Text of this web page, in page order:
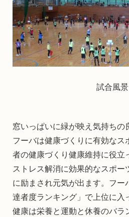
試合風景
窓いっぱいに緑が映え気持ちの
フーバは健康づくりに有効なス
者の健康づくり健康維持に役立
ストレス解消に効果的なスポ
に励まされ元気が出ます。フー
達者度ランキング」で上位に入
健康は栄養と運動と休養のバ